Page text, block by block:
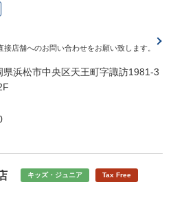
店舗へのお問い合わせをお願い致します。
浜松市中央区天王町字諏訪1981-3
キッズ・ジュニア Tax Free